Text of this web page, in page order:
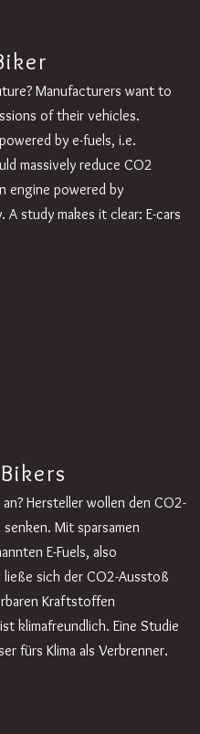
Manufacturers want to
of their vehicles.
by e-fuels, i.e.
massively reduce CO2
engine powered by
A study makes it clear: E-cars
Hersteller wollen den CO2-
Mit sparsamen
E-Fuels, also
sich der CO2-Ausstoß
Kraftstoffen
klimafreundlich. Eine Studie
fürs Klima als Verbrenner.